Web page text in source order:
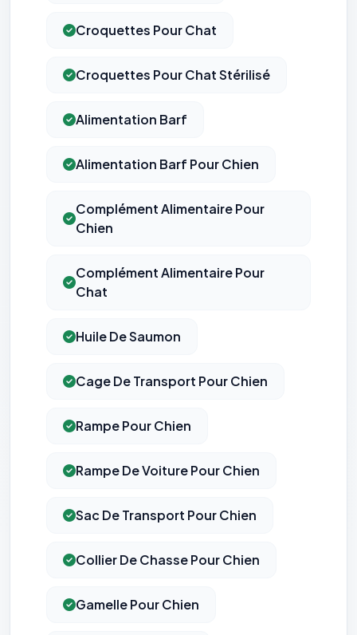
Croquettes Pour Chat
Croquettes Pour Chat Stérilisé
Alimentation Barf
Alimentation Barf Pour Chien
Complément Alimentaire Pour
Chien
Complément Alimentaire Pour
Chat
Huile De Saumon
Cage De Transport Pour Chien
Rampe Pour Chien
Rampe De Voiture Pour Chien
Sac De Transport Pour Chien
Collier De Chasse Pour Chien
Gamelle Pour Chien
mémorisation de vos choix de consentement. Ils ne
Cookies analytiques
(pages visitées, durée de visite) pour l'améliorer. Données
anonymisées via Google Analytics.